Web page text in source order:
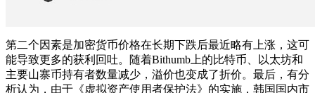
第二个因素是加密货币价格在长期下跌后最近略有上涨，这可
能导致更多的获利回吐。随着Bithumb上的比特币、以太坊和
主要山寨币持有者数量减少，溢价也变成了折价。最后，有分
析认为，由于《虚拟资产使用者保护法》的实施，韩国国内市